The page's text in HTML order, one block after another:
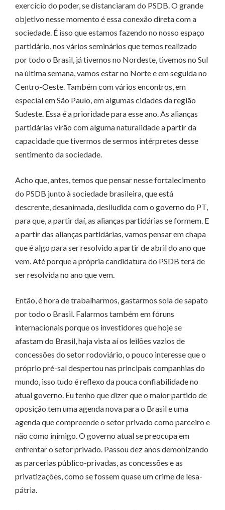
exercício do poder, se distanciaram do PSDB. O grande
objetivo nesse momento é essa conexão direta com a
sociedade. É isso que estamos fazendo no nosso espaço
partidário, nos vários seminários que temos realizado
por todo o Brasil, já tivemos no Nordeste, tivemos no Sul
na última semana, vamos estar no Norte e em seguida no
Centro-Oeste. Também com vários encontros, em
especial em São Paulo, em algumas cidades da região
Sudeste. Essa é a prioridade para esse ano. As alianças
partidárias virão com alguma naturalidade a partir da
capacidade que tivermos de sermos intérpretes desse
sentimento da sociedade.
Acho que, antes, temos que pensar nesse fortalecimento
do PSDB junto à sociedade brasileira, que está
descrente, desanimada, desiludida com o governo do PT,
para que, a partir daí, as alianças partidárias se formem. E
a partir das alianças partidárias, vamos pensar em chapa
que é algo para ser resolvido a partir de abril do ano que
vem. Até porque a própria candidatura do PSDB terá de
ser resolvida no ano que vem.
Então, é hora de trabalharmos, gastarmos sola de sapato
por todo o Brasil. Falarmos também em fóruns
internacionais porque os investidores que hoje se
afastam do Brasil, haja vista aí os leilões vazios de
concessões do setor rodoviário, o pouco interesse que o
próprio pré-sal despertou nas principais companhias do
mundo, isso tudo é reflexo da pouca confiabilidade no
atual governo. Eu tenho que dizer que o maior partido de
oposição tem uma agenda nova para o Brasil e uma
agenda que compreende o setor privado como parceiro e
não como inimigo. O governo atual se preocupa em
enfrentar o setor privado. Passou dez anos demonizando
as parcerias público-privadas, as concessões e as
privatizações, como se fossem quase um crime de lesa-
pátria.